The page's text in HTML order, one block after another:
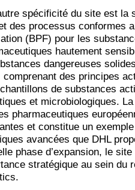
spécificité du site est la
des processus conformes
(BPF) pour les
hautement
dangereuses
comprenant des principes
de substances
et microbiologiques.
pharmaceutiques
et constitue un
avancées que DHL
phase d’expansion, le
stratégique au sein du